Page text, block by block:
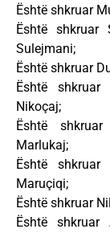
Është shkruar
Është shkruar
Sulejmani;
Është shkruar
Është shkruar
Nikoçaj;
Është
Marlukaj;
Është shkruar
Maruçiqi;
Është shkruar
Është shkruar